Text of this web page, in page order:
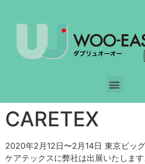
CARETEX
2020年2月12日〜2月14日 東京ビッ
ケアテックスに弊社は出展いたします